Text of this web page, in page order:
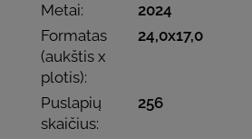
Metai:
2024
Formatas
(aukštis x
plotis):
24,0x17,0
Puslapių
skaičius:
256